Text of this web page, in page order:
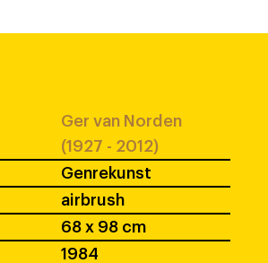
Ger van Norden
(1927 - 2012)
Genrekunst
airbrush
68 x 98 cm
1984